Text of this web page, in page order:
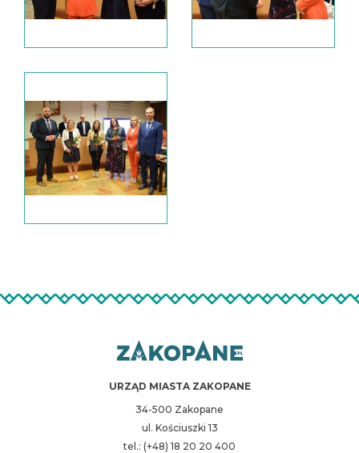
URZĄD MIASTA ZAKOPANE
34-500 Zakopane
ul. Kościuszki 13
tel.: (+48) 18 20 20 400